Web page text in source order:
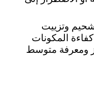
وتزييت
كفاءة المكونات
ومعرفة متوسط